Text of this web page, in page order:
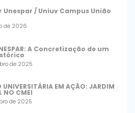
Unespar / Uniuv Campus União
de 2026
A Concretização de um
de 2025
UNIVERSITÁRIA EM AÇÃO: JARDIM
NO CMEI
de 2025